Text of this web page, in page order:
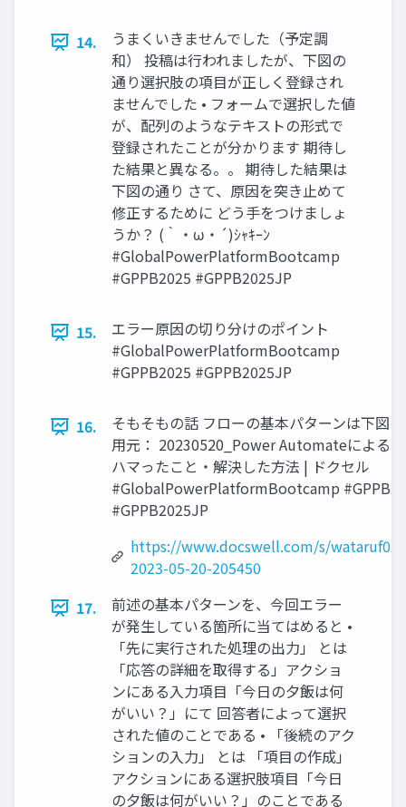
14.
うまくいきませんでした（予定調
和） 投稿は行われましたが、下図の
通り選択肢の項目が正しく登録され
ませんでした • フォームで選択した値
が、配列のようなテキストの形式で
登録されたことが分かります 期待し
た結果と異なる。。 期待した結果は
下図の通り さて、原因を突き止めて
修正するために どう手をつけましょ
うか？ (｀・ω・´)ｼｬｷｰﾝ
#GlobalPowerPlatformBootcamp
#GPPB2025 #GPPB2025JP
15.
エラー原因の切り分けのポイント
#GlobalPowerPlatformBootcamp
#GPPB2025 #GPPB2025JP
16.
そもそもの話 フローの基本パターンは下図
用元： 20230520_Power Automateによる
ハマったこと・解決した方法 | ドクセル
#GlobalPowerPlatformBootcamp
#GPPB2025JP
https://www.docswell.com/s/wataruf01/
2023-05-20-205450
17.
前述の基本パターンを、今回エラー
が発生している箇所に当てはめると •
「先に実行された処理の出力」 とは
「応答の詳細を取得する」アクショ
ンにある入力項目「今日の夕飯は何
がいい？」にて 回答者によって選択
された値のことである • 「後続のアク
ションの入力」 とは 「項目の作成」
アクションにある選択肢項目「今日
の夕飯は何がいい？」のことである